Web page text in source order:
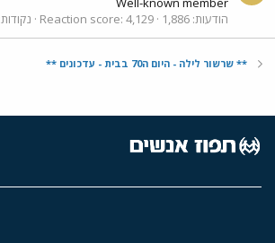
הודעות 1,886
Reaction score 4,129 נקודות
** שרשור לילה - היום ה70 בבית - עדכונים **